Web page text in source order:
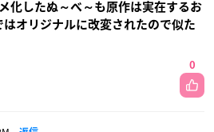
化したぬ～べ～も原作は実在するお
オリジナルに改変されたので似た
0